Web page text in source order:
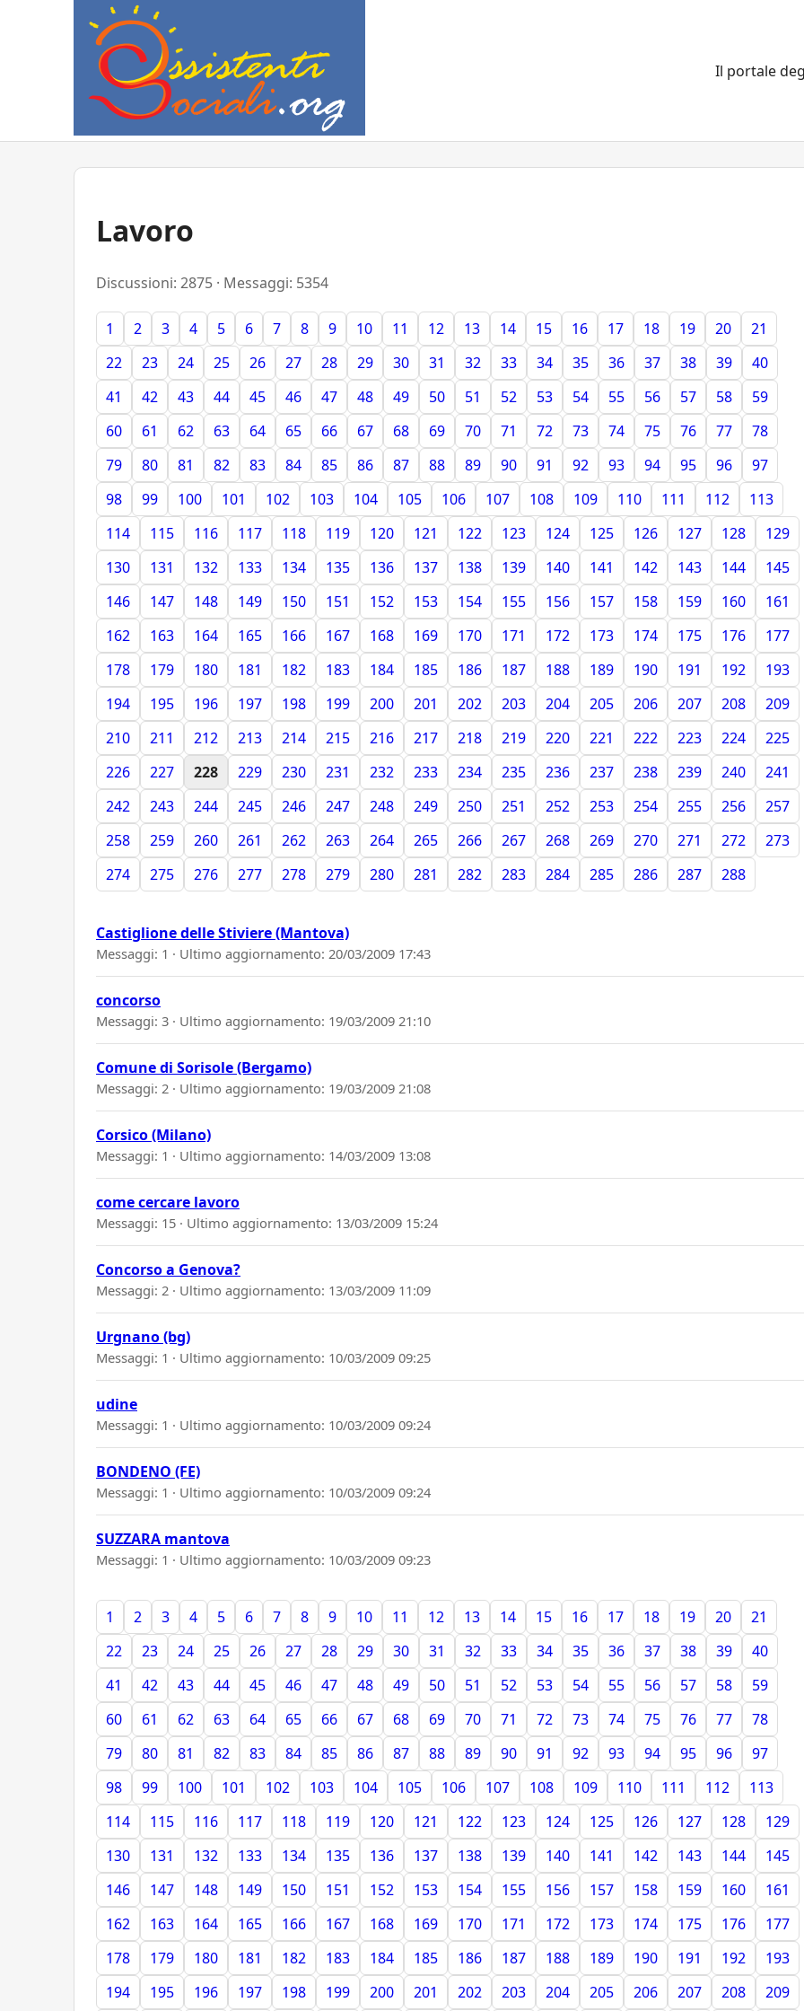
Il portale
Lavoro
Discussioni: 2875 · Messaggi: 5354
1 2 3 4 5 6 7 8 9 10 11 12 13 14 15 16 17 18 19 20
21
22
23 24 25 26 27 28 29 30 31 32 33 34 35 36 37 38 39
40
41
42 43 44 45 46 47 48 49 50 51 52 53 54 55 56 57 58
59
60
61 62 63 64 65 66 67 68 69 70 71 72 73 74 75 76 77
78
79
80 81 82 83 84 85 86 87 88 89 90 91 92 93 94 95 96
97
98
99 100 101 102 103 104 105 106 107 108 109 110 111 112
113
114
115 116 117 118 119 120 121 122 123 124 125 126 127 128
129
130
131 132 133 134 135 136 137 138 139 140 141 142 143 144
145
146
147 148 149 150 151 152 153 154 155 156 157 158 159 160
161
162
163 164 165 166 167 168 169 170 171 172 173 174 175 176
177
178
179 180 181 182 183 184 185 186 187 188 189 190 191 192
193
194
195 196 197 198 199 200 201 202 203 204 205 206 207 208
209
210
211 212 213 214 215 216 217 218 219 220 221 222 223 224
225
226
227 228 229 230 231 232 233 234 235 236 237 238 239 240
241
242
243 244 245 246 247 248 249 250 251 252 253 254 255 256
257
258
259 260 261 262 263 264 265 266 267 268 269 270 271 272
273
274
275 276 277 278 279 280 281 282 283 284 285 286 287 288
Castiglione delle Stiviere (Mantova)
Messaggi: 1 · Ultimo aggiornamento: 20/03/2009 17:43
concorso
Messaggi: 3 · Ultimo aggiornamento: 19/03/2009 21:10
Comune di Sorisole (Bergamo)
Messaggi: 2 · Ultimo aggiornamento: 19/03/2009 21:08
Corsico (Milano)
Messaggi: 1 · Ultimo aggiornamento: 14/03/2009 13:08
come cercare lavoro
Messaggi: 15 · Ultimo aggiornamento: 13/03/2009 15:24
Concorso a Genova?
Messaggi: 2 · Ultimo aggiornamento: 13/03/2009 11:09
Urgnano (bg)
Messaggi: 1 · Ultimo aggiornamento: 10/03/2009 09:25
udine
Messaggi: 1 · Ultimo aggiornamento: 10/03/2009 09:24
BONDENO (FE)
Messaggi: 1 · Ultimo aggiornamento: 10/03/2009 09:24
SUZZARA mantova
Messaggi: 1 · Ultimo aggiornamento: 10/03/2009 09:23
1 2 3 4 5 6 7 8 9 10 11 12 13 14 15 16 17 18 19 20
21
22
23 24 25 26 27 28 29 30 31 32 33 34 35 36 37 38 39
40
41
42 43 44 45 46 47 48 49 50 51 52 53 54 55 56 57 58
59
60
61 62 63 64 65 66 67 68 69 70 71 72 73 74 75 76 77
78
79
80 81 82 83 84 85 86 87 88 89 90 91 92 93 94 95 96
97
98
99 100 101 102 103 104 105 106 107 108 109 110 111 112
113
114
115 116 117 118 119 120 121 122 123 124 125 126 127 128
129
130
131 132 133 134 135 136 137 138 139 140 141 142 143 144
145
146
147 148 149 150 151 152 153 154 155 156 157 158 159 160
161
162
163 164 165 166 167 168 169 170 171 172 173 174 175 176
177
178
179 180 181 182 183 184 185 186 187 188 189 190 191 192
193
194
195 196 197 198 199 200 201 202 203 204 205 206 207 208 209